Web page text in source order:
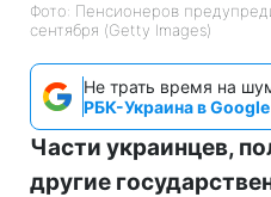
Фото: Пенсионеров
сентября (Getty Images)
Не трать время на
РБК-Украина в Google
Части украинцев,
другие